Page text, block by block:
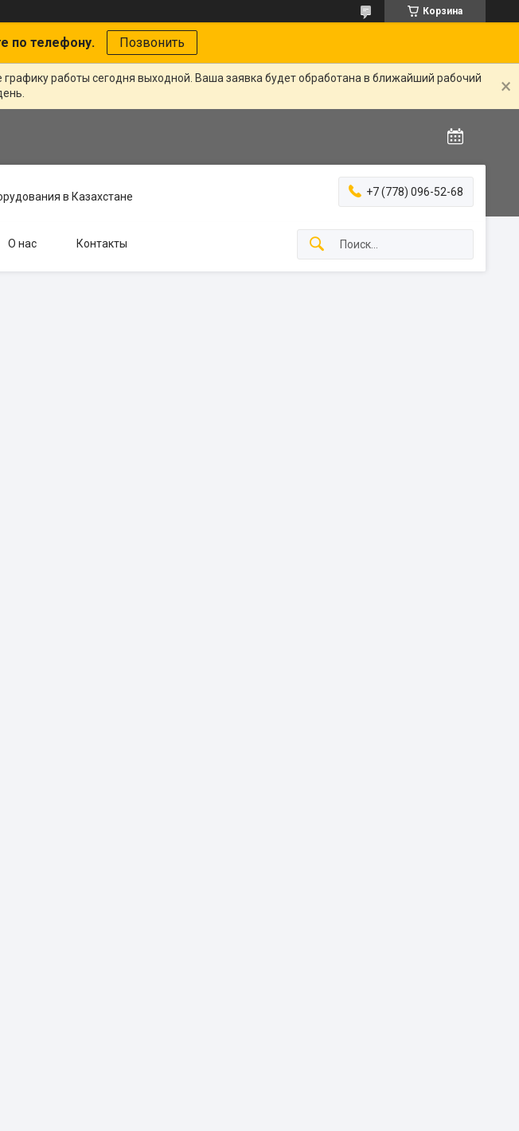
Корзина
по телефону. Позвонить
работы сегодня выходной. Ваша заявка будет обработана в ближайший рабочий
в Казахстане +7 (778) 096-52-68
О нас Контакты